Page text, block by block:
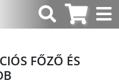
FŐZŐ ÉS